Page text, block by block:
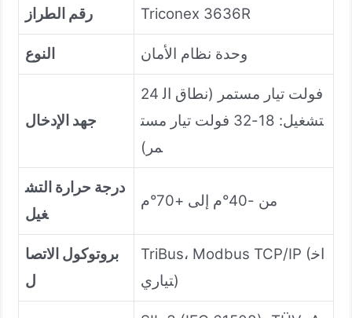
رقم الطراز Triconex 3636R
النوع وحدة نظام الأمان
جهد الإدخال
24 فولت تيار مستمر (نطاق ال
تشغيل: 18-32 فولت تيار مست
مر)
درجة حرارة التش
غيل
من -40°م إلى +70°م
بروتوكول الاتصا
ل
TriBus، Modbus TCP/IP (اخ
تياري)